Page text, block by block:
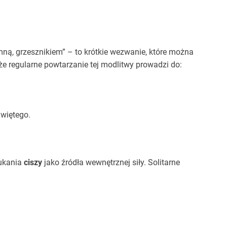
grzesznikiem” – to krótkie wezwanie, które można
regularne powtarzanie tej modlitwy prowadzi do:
ciszy jako źródła wewnętrznej siły. Solitarne